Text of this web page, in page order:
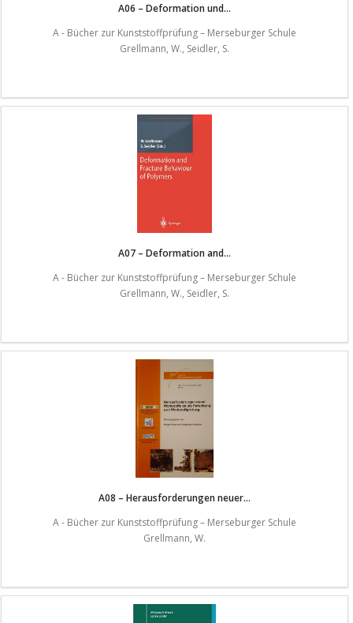
A06 – Deformation und...
A - Bücher zur Kunststoffprüfung – Merseburger Schule
Grellmann, W., Seidler, S.
A07 – Deformation and...
A - Bücher zur Kunststoffprüfung – Merseburger Schule
Grellmann, W., Seidler, S.
A08 – Herausforderungen neuer...
A - Bücher zur Kunststoffprüfung – Merseburger Schule
Grellmann, W.